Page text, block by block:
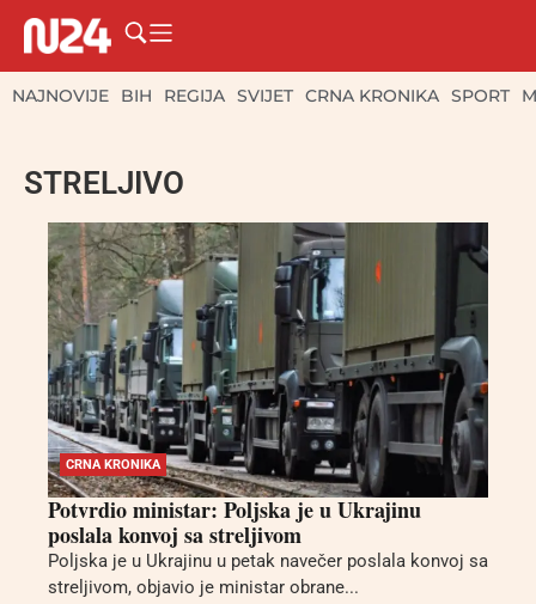
NAJNOVIJE BIH REGIJA SVIJET CRNA KRONIKA SPORT
STRELJIVO
CRNA KRONIKA
Potvrdio ministar: Poljska je u Ukrajinu
poslala konvoj sa streljivom
Poljska je u Ukrajinu u petak navečer poslala konvoj sa
streljivom, objavio je ministar obrane...